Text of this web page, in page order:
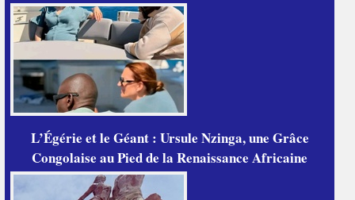
L’Égérie et le Géant : Ursule Nzinga, une Grâce
Congolaise au Pied de la Renaissance Africaine